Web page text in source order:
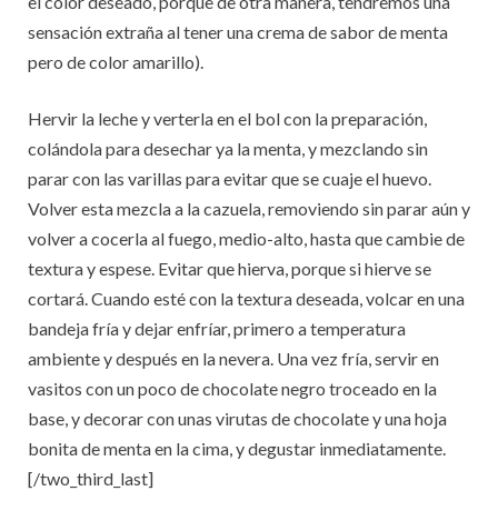
sensación extraña al tener una crema de sabor de menta
pero de color amarillo).
Hervir la leche y verterla en el bol con la preparación,
colándola para desechar ya la menta, y mezclando sin
parar con las varillas para evitar que se cuaje el huevo.
Volver esta mezcla a la cazuela, removiendo sin parar aún y
volver a cocerla al fuego, medio-alto, hasta que cambie de
textura y espese. Evitar que hierva, porque si hierve se
cortará. Cuando esté con la textura deseada, volcar en una
bandeja fría y dejar enfríar, primero a temperatura
ambiente y después en la nevera. Una vez fría, servir en
vasitos con un poco de chocolate negro troceado en la
base, y decorar con unas virutas de chocolate y una hoja
bonita de menta en la cima, y degustar inmediatamente.
[/two_third_last]